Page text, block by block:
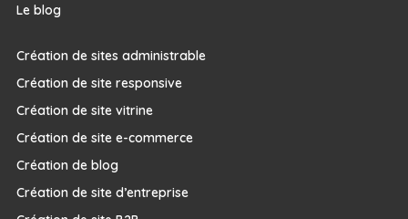
Le blog
Création de sites administrable
Création de site responsive
Création de site vitrine
Création de site e-commerce
Création de blog
Création de site d’entreprise